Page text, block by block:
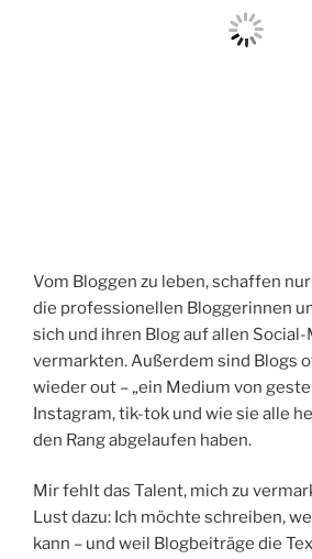
Vom Bloggen zu leben, schaffen
die professionellen Bloggerinnen
sich und ihren Blog auf allen
vermarkten. Außerdem sind Blogs
wieder out – „ein Medium von
Instagram, tik-tok und wie sie alle
den Rang abgelaufen haben.
Mir fehlt das Talent, mich zu
Lust dazu: Ich möchte schreiben,
kann – und weil Blogbeiträge die